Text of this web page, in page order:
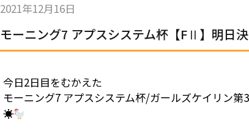
2021年12月16日
モーニング7 アプスシステム杯【FⅡ】明日
今日2日目をむかえた
モーニング7 アプスシステム杯/ガールズケイリン
☀